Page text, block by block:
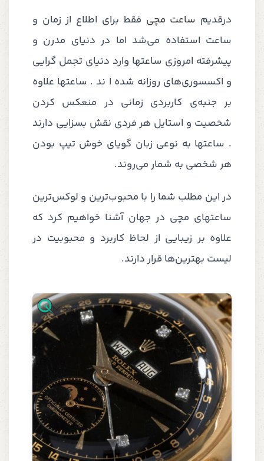
درقدیم ساعت مچی فقط برای اطلاع از زمان و
ساعت استفاده می‌شد اما در دنیای مدرن و
پیشرفته امروزی ساعتها وارد دنیای تجمل گرایی
و اکسسوری‌های روزانه شده ا ند . ساعتها علاوه
بر جنبه‌ی کاربردی زمانی در منعکس کردن
شخصیت و استایل هر فردی نقش بسزایی دارند
. ساعتها به نوعی زبان گویای خوش تیپ بودن
هر شخصی به شمار می‌روند.
در این مطلب شما را با محبوب‌ترین و لوکس‌ترین
ساعتهای مچی در جهان آشنا خواهیم کرد که
علاوه بر زیبایی از لحاظ کاربرد و محبوبیت در
لیست بهترین‌ها قرار دارند.